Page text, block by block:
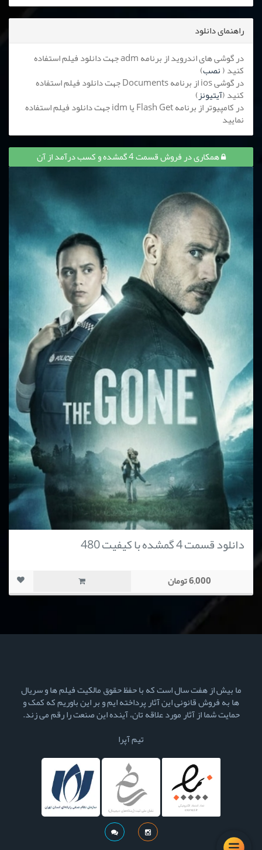
راهنمای دانلود
در گوشی های اندروید از برنامه adm جهت دانلود فیلم استفاده
کنید (نصب)
در گوشی ios از برنامه Documents جهت دانلود فیلم استفاده
کنید (آیتیونز)
در کامپیوتر از برنامه Flash Get یا idm جهت دانلود فیلم استفاده
نمایید
همکاری در فروش قسمت 4 گمشده و کسب درآمد از آن
دانلود قسمت 4 گمشده با کیفیت 480
6,000 تومان
ما بیش از هفت سال است که با حفظ حقوق مالکیت فیلم ها و سریال
ها به فروش قانونی این آثار پرداخته ایم و بر این باوریم که کمک و
حمایت شما از آثار مورد علاقه تان، آینده این صنعت را رقم می زند.
تیم آپرا